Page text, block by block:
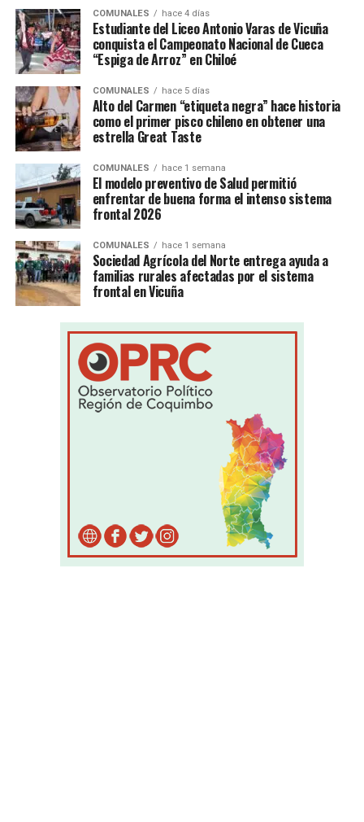
COMUNALES hace 4 días
Estudiante del Liceo Antonio Varas de Vicuña
conquista el Campeonato Nacional de Cueca
“Espiga de Arroz” en Chiloé
COMUNALES hace 5 días
Alto del Carmen “etiqueta negra” hace historia
como el primer pisco chileno en obtener una
estrella Great Taste
COMUNALES hace 1 semana
El modelo preventivo de Salud permitió
enfrentar de buena forma el intenso sistema
frontal 2026
COMUNALES hace 1 semana
Sociedad Agrícola del Norte entrega ayuda a
familias rurales afectadas por el sistema
frontal en Vicuña